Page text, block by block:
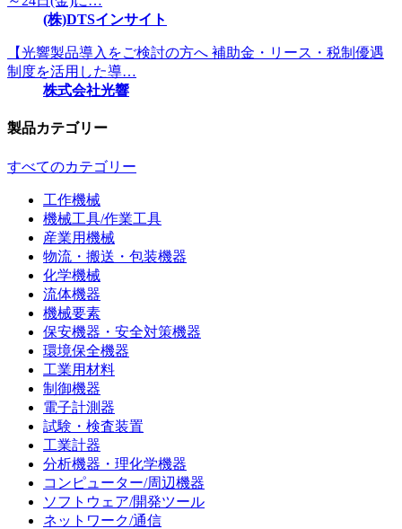
(株)DTSインサイト
【光響製品導入をご検討の方へ 補助金・リース・税制優遇
制度を活用した導…
株式会社光響
製品カテゴリー
すべてのカテゴリー
工作機械
機械工具/作業工具
産業用機械
物流・搬送・包装機器
化学機械
流体機器
機械要素
保安機器・安全対策機器
環境保全機器
工業用材料
制御機器
電子計測器
試験・検査装置
工業計器
分析機器・理化学機器
コンピューター/周辺機器
ソフトウェア/開発ツール
ネットワーク/通信